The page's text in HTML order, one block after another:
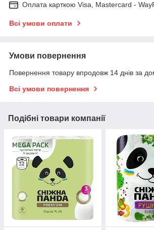
Оплата карткою Visa, Mastercard -
Всі умови оплати
Умови повернення
Повернення товару впродовж 14 днів за
Всі умови повернення
Подібні товари компанії